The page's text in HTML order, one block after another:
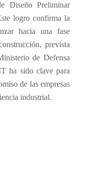
Diseño Preliminar
logro confirma la
hacia una fase
prevista
de Defensa
ha sido clave para
de las empresas
industrial.